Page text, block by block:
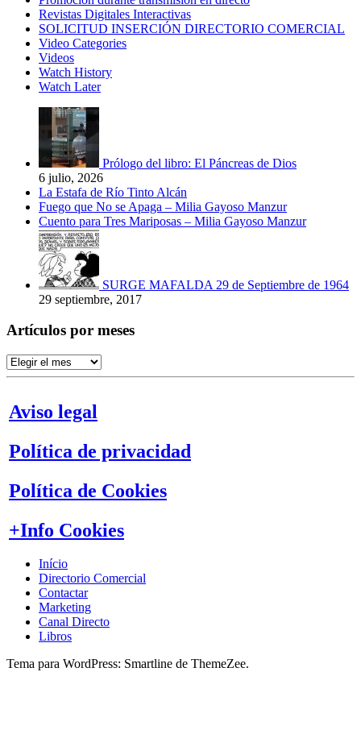
Revistas Digitales Interactivas
SOLICITUD INSERCIÓN DIRECTORIO COMERCIAL
Video Categories
Videos
Watch History
Watch Later
Prólogo del libro: El Páncreas de Dios
6 julio, 2026
La Estafa de Río Tinto Alcán
Fuego que No se Apaga – Milia Gayoso Manzur
Cuento para Tres Mariposas – Milia Gayoso Manzur
SURGE MAFALDA 29 de Septiembre de 1964
29 septiembre, 2017
Artículos por meses
Artículos
por
Aviso legal
Política de privacidad
Política de Cookies
+Info Cookies
Início
Directorio Comercial
Contactar
Marketing
Canal Directo
Libros
Tema para WordPress: Smartline de ThemeZee.